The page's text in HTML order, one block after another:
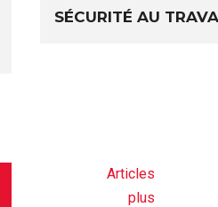
sécurité au
Navigation
Articles
plus